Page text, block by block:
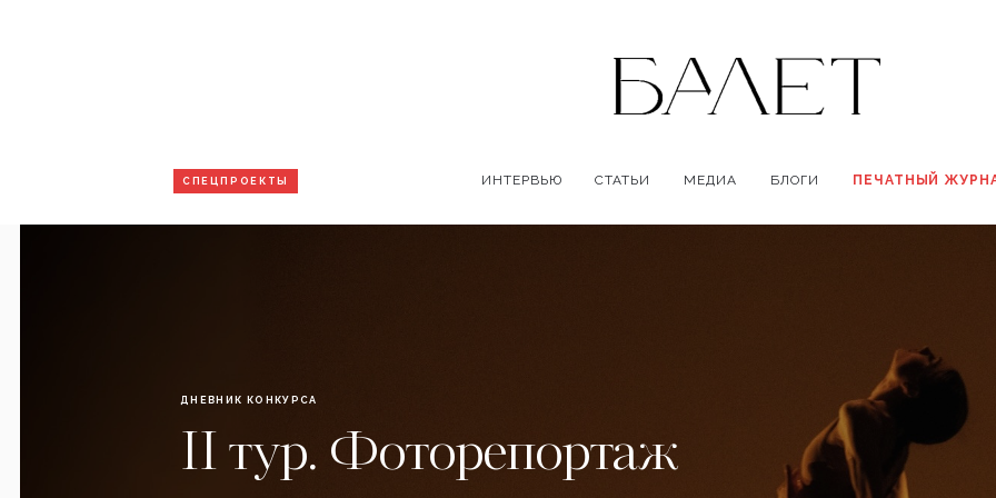
СПЕЦПРОЕКТЫ ИНТЕРВЬЮ СТАТЬИ МЕДИА БЛОГИ ПЕЧАТНЫЙ
ДНЕВНИК КОНКУРСА
II тур. Фоторепортаж